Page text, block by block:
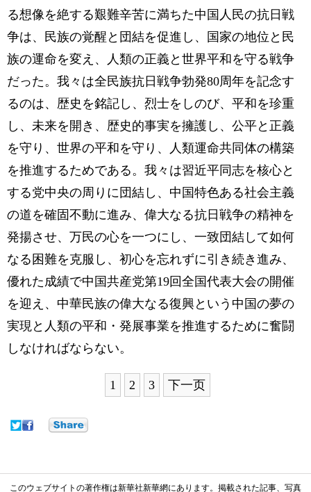
る想像を絶する艱難辛苦に満ちた中国人民の抗日戦
争は、民族の覚醒と団結を促進し、国家の地位と民
族の運命を変え、人類の正義と世界平和を守る戦争
だった。我々は全民族抗日戦争勃発80周年を記念す
るのは、歴史を銘記し、烈士をしのび、平和を珍重
し、未来を開き、歴史的事実を擁護し、公平と正義
を守り、世界の平和を守り、人類運命共同体の構築
を推進するためである。我々は習近平同志を核心と
する党中央の周りに団結し、中国特色ある社会主義
の道を確固不動に進み、偉大なる抗日戦争の精神を
発揚させ、万民の心を一つにし、一致団結して如何
なる困難を克服し、初心を忘れずに引き続き進み、
優れた成績で中国共産党第19回全国代表大会の開催
を迎え、中華民族の偉大なる復興という中国の夢の
実現と人類の平和・発展事業を推進するために奮闘
しなければならない。
1 2 3 下一页
このウェブサイトの著作権は新華社新華網にあります。掲載された記事、写真